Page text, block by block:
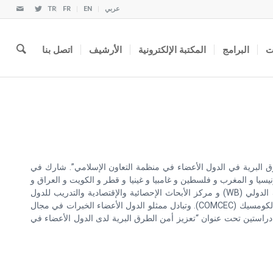
عربي EN
FR
TR
البرامج المكتبة الإلكترونية الأرشيف اتصل بنا
والإتصالات في أنقرة تركيا بتاريخ 27 أكتوبر/ تشرين الأول 2016 تحت عنوان ” أمن الطرق البرية في الدول الأعضاء في منظمة التعاون الإسلامي”. شارك في
: أندونيسيا و المغرب و فلسطين و غامبيا و غينيا و قطر و الكويت و العراق و
العربية السعودية و النيجر و نيجيريا و تركيا و أوغندا. وكما شارك في الإجتماع ممثلو كل من لجنة الأمم المتحدة الإقتصادية لأوروبا (UNECE) و البنك الدولي (WB) و مركز الأبحاث الإحصائية والإقتصادية والتدريب للدول
الإسلامية سيسريك (SESRIC) فضلاً عن AMEND و ECORYS&SWOV و مكتب اللجنة الدائمة للتعاون الإقتصادي والتجاري لمنظمة التعاون الإسلامي الكومسيك (COMCEC). وتبادل ممثلو الدول الأعضاء الخبرات في مجال
تحت عنوان “تعزيز أمن الطرق البرية لدى الدول الأعضاء في